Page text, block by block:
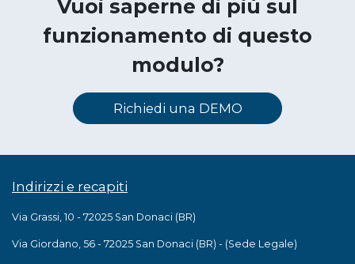
Vuoi saperne di più sul
funzionamento di questo
modulo?
Richiedi una DEMO
Indirizzi e recapiti
Via Grassi, 10 - 72025 San Donaci (BR)
Via Giordano, 56 - 72025 San Donaci (BR) - (Sede Legale)